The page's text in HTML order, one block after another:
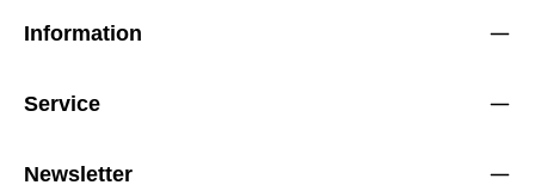
Information
Service
Newsletter